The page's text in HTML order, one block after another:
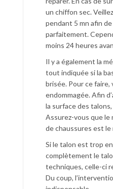
un chiffon sec.
pendant 5 mn afin
parfaitement.
moins 24 heures
Il y a également la
tout indiquée si la
brisée. Pour ce faire,
endommagée. Afin
la surface des
Assurez-vous que le
de chaussures est le
Si le talon est trop
complètement le
techniques, celle-ci
Du coup,